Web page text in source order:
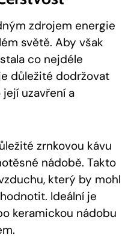
zdrojem energie
světě. Aby však
co nejdéle
důležité dodržovat
uzavření a
zrnkovou kávu
nádobě. Takto
který by mohl
Ideální je
keramickou nádobu